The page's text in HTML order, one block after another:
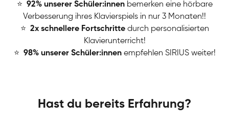
⭐ 92% unserer Schüler:innen bemerken eine hörbare
Verbesserung ihres Klavierspiels in nur 3 Monaten!!
⭐ 2x schnellere Fortschritte durch personalisierten
Klavierunterricht!
⭐ 98% unserer Schüler:innen empfehlen SIRIUS weiter!
Hast du bereits Erfahrung?